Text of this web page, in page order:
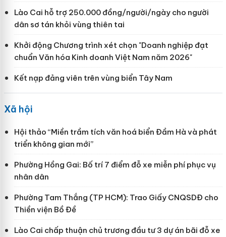
Lào Cai hỗ trợ 250.000 đồng/người/ngày cho người
dân sơ tán khỏi vùng thiên tai
Khởi động Chương trình xét chọn "Doanh nghiệp đạt
chuẩn Văn hóa Kinh doanh Việt Nam năm 2026"
Kết nạp đảng viên trên vùng biển Tây Nam
Xã hội
Hội thảo “Miền trầm tích văn hoá biển Đầm Hà và phát
triển không gian mới”
Phường Hồng Gai: Bố trí 7 điểm đỗ xe miễn phí phục vụ
nhân dân
Phường Tam Thắng (TP HCM): Trao Giấy CNQSDĐ cho
Thiền viện Bồ Đề
Lào Cai chấp thuận chủ trương đầu tư 3 dự án bãi đỗ xe